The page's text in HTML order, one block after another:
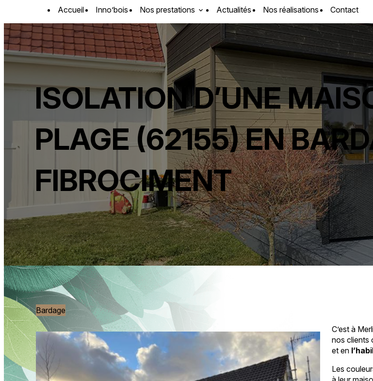
Accueil Inno’bois Nos prestations Actualités Nos réalisations Contact
ISOLATION D’UNE
PLAGE (62155) EN
FIBROCIMENT
Bardage
C’est à
nos clients
et en
Les
Panneau de gestion des cookies